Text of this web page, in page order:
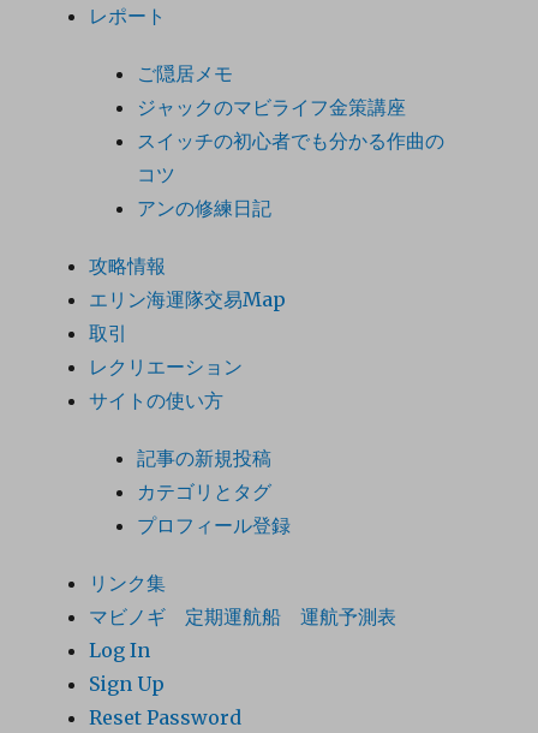
レポート
ご隠居メモ
ジャックのマビライフ金策講座
スイッチの初心者でも分かる作曲の
コツ
アンの修練日記
攻略情報
エリン海運隊交易Map
取引
レクリエーション
サイトの使い方
記事の新規投稿
カテゴリとタグ
プロフィール登録
リンク集
マビノギ 定期運航船 運航予測表
Log In
Sign Up
Reset Password